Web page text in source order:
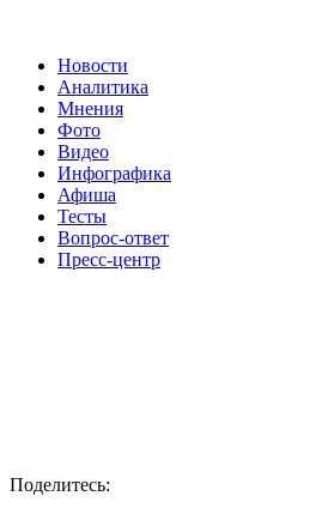
Новости
Аналитика
Мнения
Фото
Видео
Инфографика
Афиша
Тесты
Вопрос-ответ
Пресс-центр
Поделитесь: